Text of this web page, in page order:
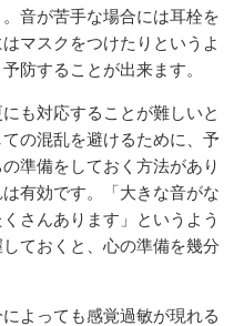
音が苦手な場合には耳栓を
マスクをつけたりというよ
防することが出来ます。
も対応することが難しいと
の混乱を避けるために、予
準備をしておく方法があり
有効です。「大きな音がな
さんあります」というよう
ておくと、心の準備を幾分
よっても感覚過敏が現れる